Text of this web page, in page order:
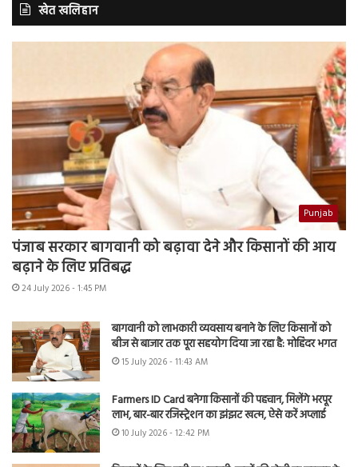
खेत खलिहान
Punjab
पंजाब सरकार बागवानी को बढ़ावा देने और किसानों की आय
बढ़ाने के लिए प्रतिबद्ध
24 July 2026 - 1:45 PM
बागवानी को लाभकारी व्यवसाय बनाने के लिए किसानों को
बीज से बाजार तक पूरा सहयोग दिया जा रहा है: मोहिंदर भगत
15 July 2026 - 11:43 AM
Farmers ID Card बनेगा किसानों की पहचान, मिलेंगे भरपूर
लाभ, बार-बार रजिस्ट्रेशन का झंझट खत्म, ऐसे करें अप्लाई
10 July 2026 - 12:42 PM